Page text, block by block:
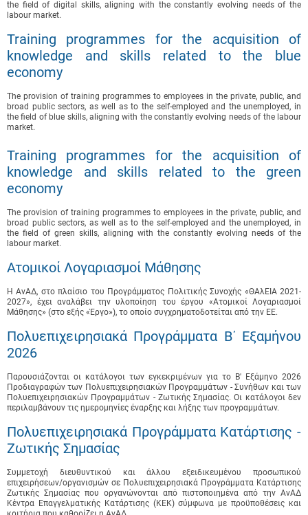
the field of digital skills, aligning with the constantly evolving needs of the
labour market.
Training programmes for the acquisition of
knowledge and skills related to the blue
economy
The provision of training programmes to employees in the private, public, and
broad public sectors, as well as to the self-employed and the unemployed, in
the field of blue skills, aligning with the constantly evolving needs of the labour
market.
Training programmes for the acquisition of
knowledge and skills related to the green
economy
The provision of training programmes to employees in the private, public, and
broad public sectors, as well as to the self-employed and the unemployed, in
the field of green skills, aligning with the constantly evolving needs of the
labour market.
Ατομικοί Λογαριασμοί Μάθησης
Η ΑνΑΔ, στο πλαίσιο του Προγράμματος Πολιτικής Συνοχής «ΘΑλΕΙΑ 2021-
2027», έχει αναλάβει την υλοποίηση του έργου «Ατομικοί Λογαριασμοί
Μάθησης» (στο εξής «Έργο»), το οποίο συγχρηματοδοτείται από την ΕΕ.
Πολυεπιχειρησιακά Προγράμματα B΄ Εξαμήνου
2026
Παρουσιάζονται οι κατάλογοι των εγκεκριμένων για το B' Εξάμηνο 2026
Προδιαγραφών των Πολυεπιχειρησιακών Προγραμμάτων - Συνήθων και των
Πολυεπιχειρησιακών Προγραμμάτων - Ζωτικής Σημασίας. Οι κατάλογοι δεν
περιλαμβάνουν τις ημερομηνίες έναρξης και λήξης των προγραμμάτων.
Πολυεπιχειρησιακά Προγράμματα Κατάρτισης -
Ζωτικής Σημασίας
Συμμετοχή διευθυντικού και άλλου εξειδικευμένου προσωπικού
επιχειρήσεων/οργανισμών σε Πολυεπιχειρησιακά Προγράμματα Κατάρτισης
Ζωτικής Σημασίας που οργανώνονται από πιστοποιημένα από την ΑνΑΔ
Κέντρα Επαγγελματικής Κατάρτισης (ΚΕΚ) σύμφωνα με προϋποθέσεις και